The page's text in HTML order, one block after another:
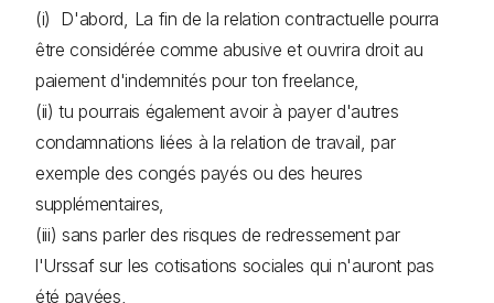
(i) D'abord, La fin de la relation contractuelle pourra
être considérée comme abusive et ouvrira droit au
paiement d'indemnités pour ton freelance,
(ii) tu pourrais également avoir à payer d'autres
condamnations liées à la relation de travail, par
exemple des congés payés ou des heures
supplémentaires,
(iii) sans parler des risques de redressement par
l'Urssaf sur les cotisations sociales qui n'auront pas
été payées,